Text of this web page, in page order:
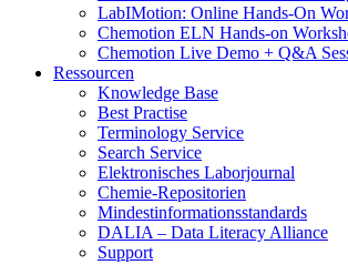
LabIMotion: Online Hands-On
Chemotion ELN Hands-on
Chemotion Live Demo + Q&A
Ressourcen
Knowledge Base
Best Practise
Terminology Service
Search Service
Elektronisches Laborjournal
Chemie-Repositorien
Mindestinformationsstandards
DALIA – Data Literacy Alliance
Support